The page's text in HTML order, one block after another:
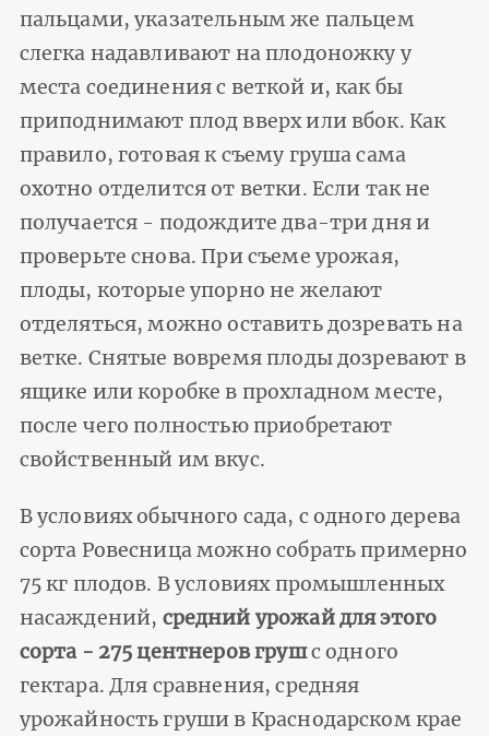
пальцами, указательным же пальцем
слегка надавливают на плодоножку у
места соединения с веткой и, как бы
приподнимают плод вверх или вбок. Как
правило, готовая к съему груша сама
охотно отделится от ветки. Если так не
получается - подождите два-три дня и
проверьте снова. При съеме урожая,
плоды, которые упорно не желают
отделяться, можно оставить дозревать на
ветке. Снятые вовремя плоды дозревают в
ящике или коробке в прохладном месте,
после чего полностью приобретают
свойственный им вкус.
В условиях обычного сада, с одного дерева
сорта Ровесница можно собрать примерно
75 кг плодов. В условиях промышленных
насаждений, средний урожай для этого
сорта - 275 центнеров грушс одного
гектара. Для сравнения, средняя
урожайность груши в Краснодарском крае